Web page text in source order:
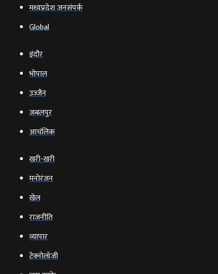
मध्यप्रदेश जनसंपर्क
Global
इंदौर
भोपाल
उज्‍जैन
जबलपुर
आचंलिक
खरी-खरी
मनोरंजन
खेल
राजनीति
व्‍यापार
टेक्‍नोलॉजी